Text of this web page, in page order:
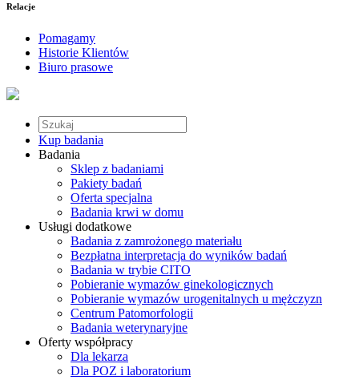
Relacje
Pomagamy
Historie Klientów
Biuro prasowe
Kup badania
Badania
Sklep z badaniami
Pakiety badań
Oferta specjalna
Badania krwi w domu
Usługi dodatkowe
Badania z zamrożonego materiału
Bezpłatna interpretacja do wyników badań
Badania w trybie CITO
Pobieranie wymazów ginekologicznych
Pobieranie wymazów urogenitalnych u mężczyzn
Centrum Patomorfologii
Badania weterynaryjne
Oferty współpracy
Dla lekarza
Dla POZ i laboratorium